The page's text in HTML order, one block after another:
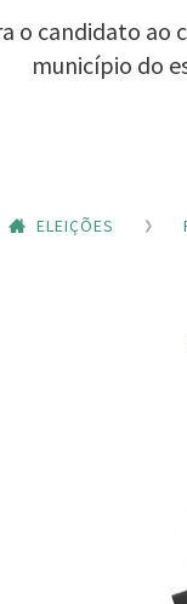
o candidato ao
município do
ELEIÇÕES